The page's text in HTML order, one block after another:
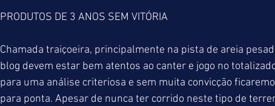
PRODUTOS DE 3 ANOS SEM VITÓRIA
Chamada traiçoeira, principalmente na pista de areia
blog devem estar bem atentos ao canter e jogo no
para uma análise criteriosa e sem muita convicção
para ponta. Apesar de nunca ter corrido neste tipo de